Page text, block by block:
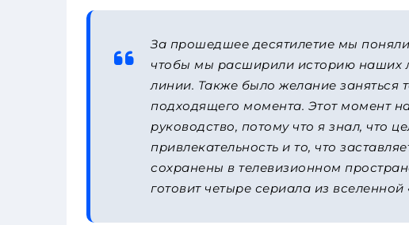
За прошедшее десятилетие мы
чтобы мы расширили историю наших
линии. Также было желание
подходящего момента. Этот момент
руководство, потому что я знал, что
привлекательность и то, что
сохранены в телевизионном
готовит четыре сериала из